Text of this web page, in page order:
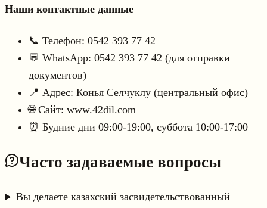
Наши контактные данные
📞 Телефон: 0542 393 77 42
💬 WhatsApp: 0542 393 77 42 (для отправки
документов)
📍 Адрес: Конья Селчуклу (центральный офис)
🌐 Сайт: www.42dil.com
⏰ Будние дни 09:00-19:00, суббота 10:00-17:00
Часто задаваемые вопросы
Вы делаете казахский засвидетельствованный